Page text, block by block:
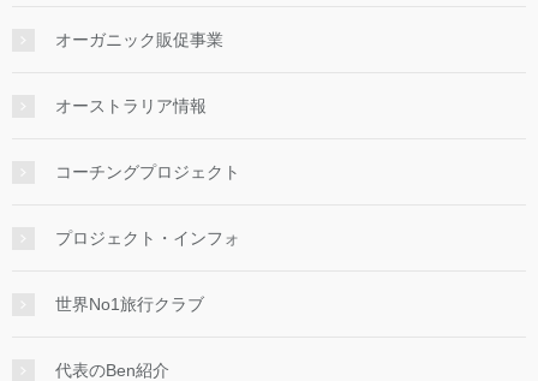
オーガニック販促事業
オーストラリア情報
コーチングプロジェクト
プロジェクト・インフォ
世界No1旅行クラブ
代表のBen紹介